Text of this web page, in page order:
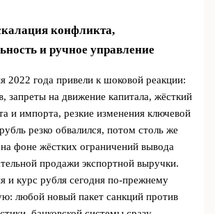
конфликта,
и ручное управление
2022 года привели к шоковой реакции:
запреты на движение капитала, жёсткий
и импорта, резкие изменения ключевой
резко обвалился, потом столь же
на фоне жёстких ограничений вывода
продажи экспортной выручки.
и курс рубля сегодня по‑прежнему
любой новый пакет санкций против